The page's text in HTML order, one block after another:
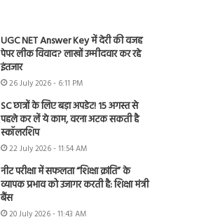
UGC NET Answer Key में देरी की वजह
पेपर लीक विवाद? लाखों उम्मीदवार कर रहे
इंतजार
26 July 2026 - 6:11 PM
SC छात्रों के लिए बड़ा अपडेट! 15 अगस्त से
पहले कर लें ये काम, वरना अटक सकती है
स्कॉलरशिप
22 July 2026 - 11:54 AM
नीट परीक्षा में सफलता “शिक्षा क्रांति” के
व्यापक प्रभाव को उजागर करती है: शिक्षा मंत्री
बैंस
20 July 2026 - 11:43 AM